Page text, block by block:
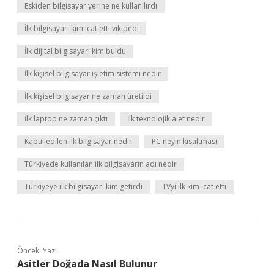
Eskiden bilgisayar yerine ne kullanılırdı
İlk bilgisayarı kim icat etti vikipedi
İlk dijital bilgisayarı kim buldu
İlk kişisel bilgisayar işletim sistemi nedir
İlk kişisel bilgisayar ne zaman üretildi
İlk laptop ne zaman çıktı İlk teknolojik alet nedir
Kabul edilen ilk bilgisayar nedir PC neyin kısaltması
Türkiyede kullanılan ilk bilgisayarın adı nedir
Türkiyeye ilk bilgisayarı kim getirdi TVyi ilk kim icat etti
Önceki Yazı
Asitler Doğada Nasıl Bulunur